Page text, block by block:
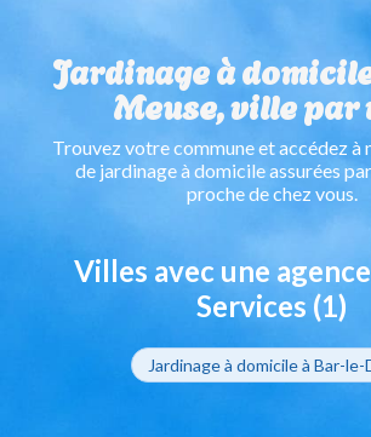
Jardinage à
Meuse, ville par
Trouvez votre commune et accédez à
de jardinage à domicile assurées
proche de chez vous.
Villes avec une
Services (1)
Jardinage à domicile à Bar-le-